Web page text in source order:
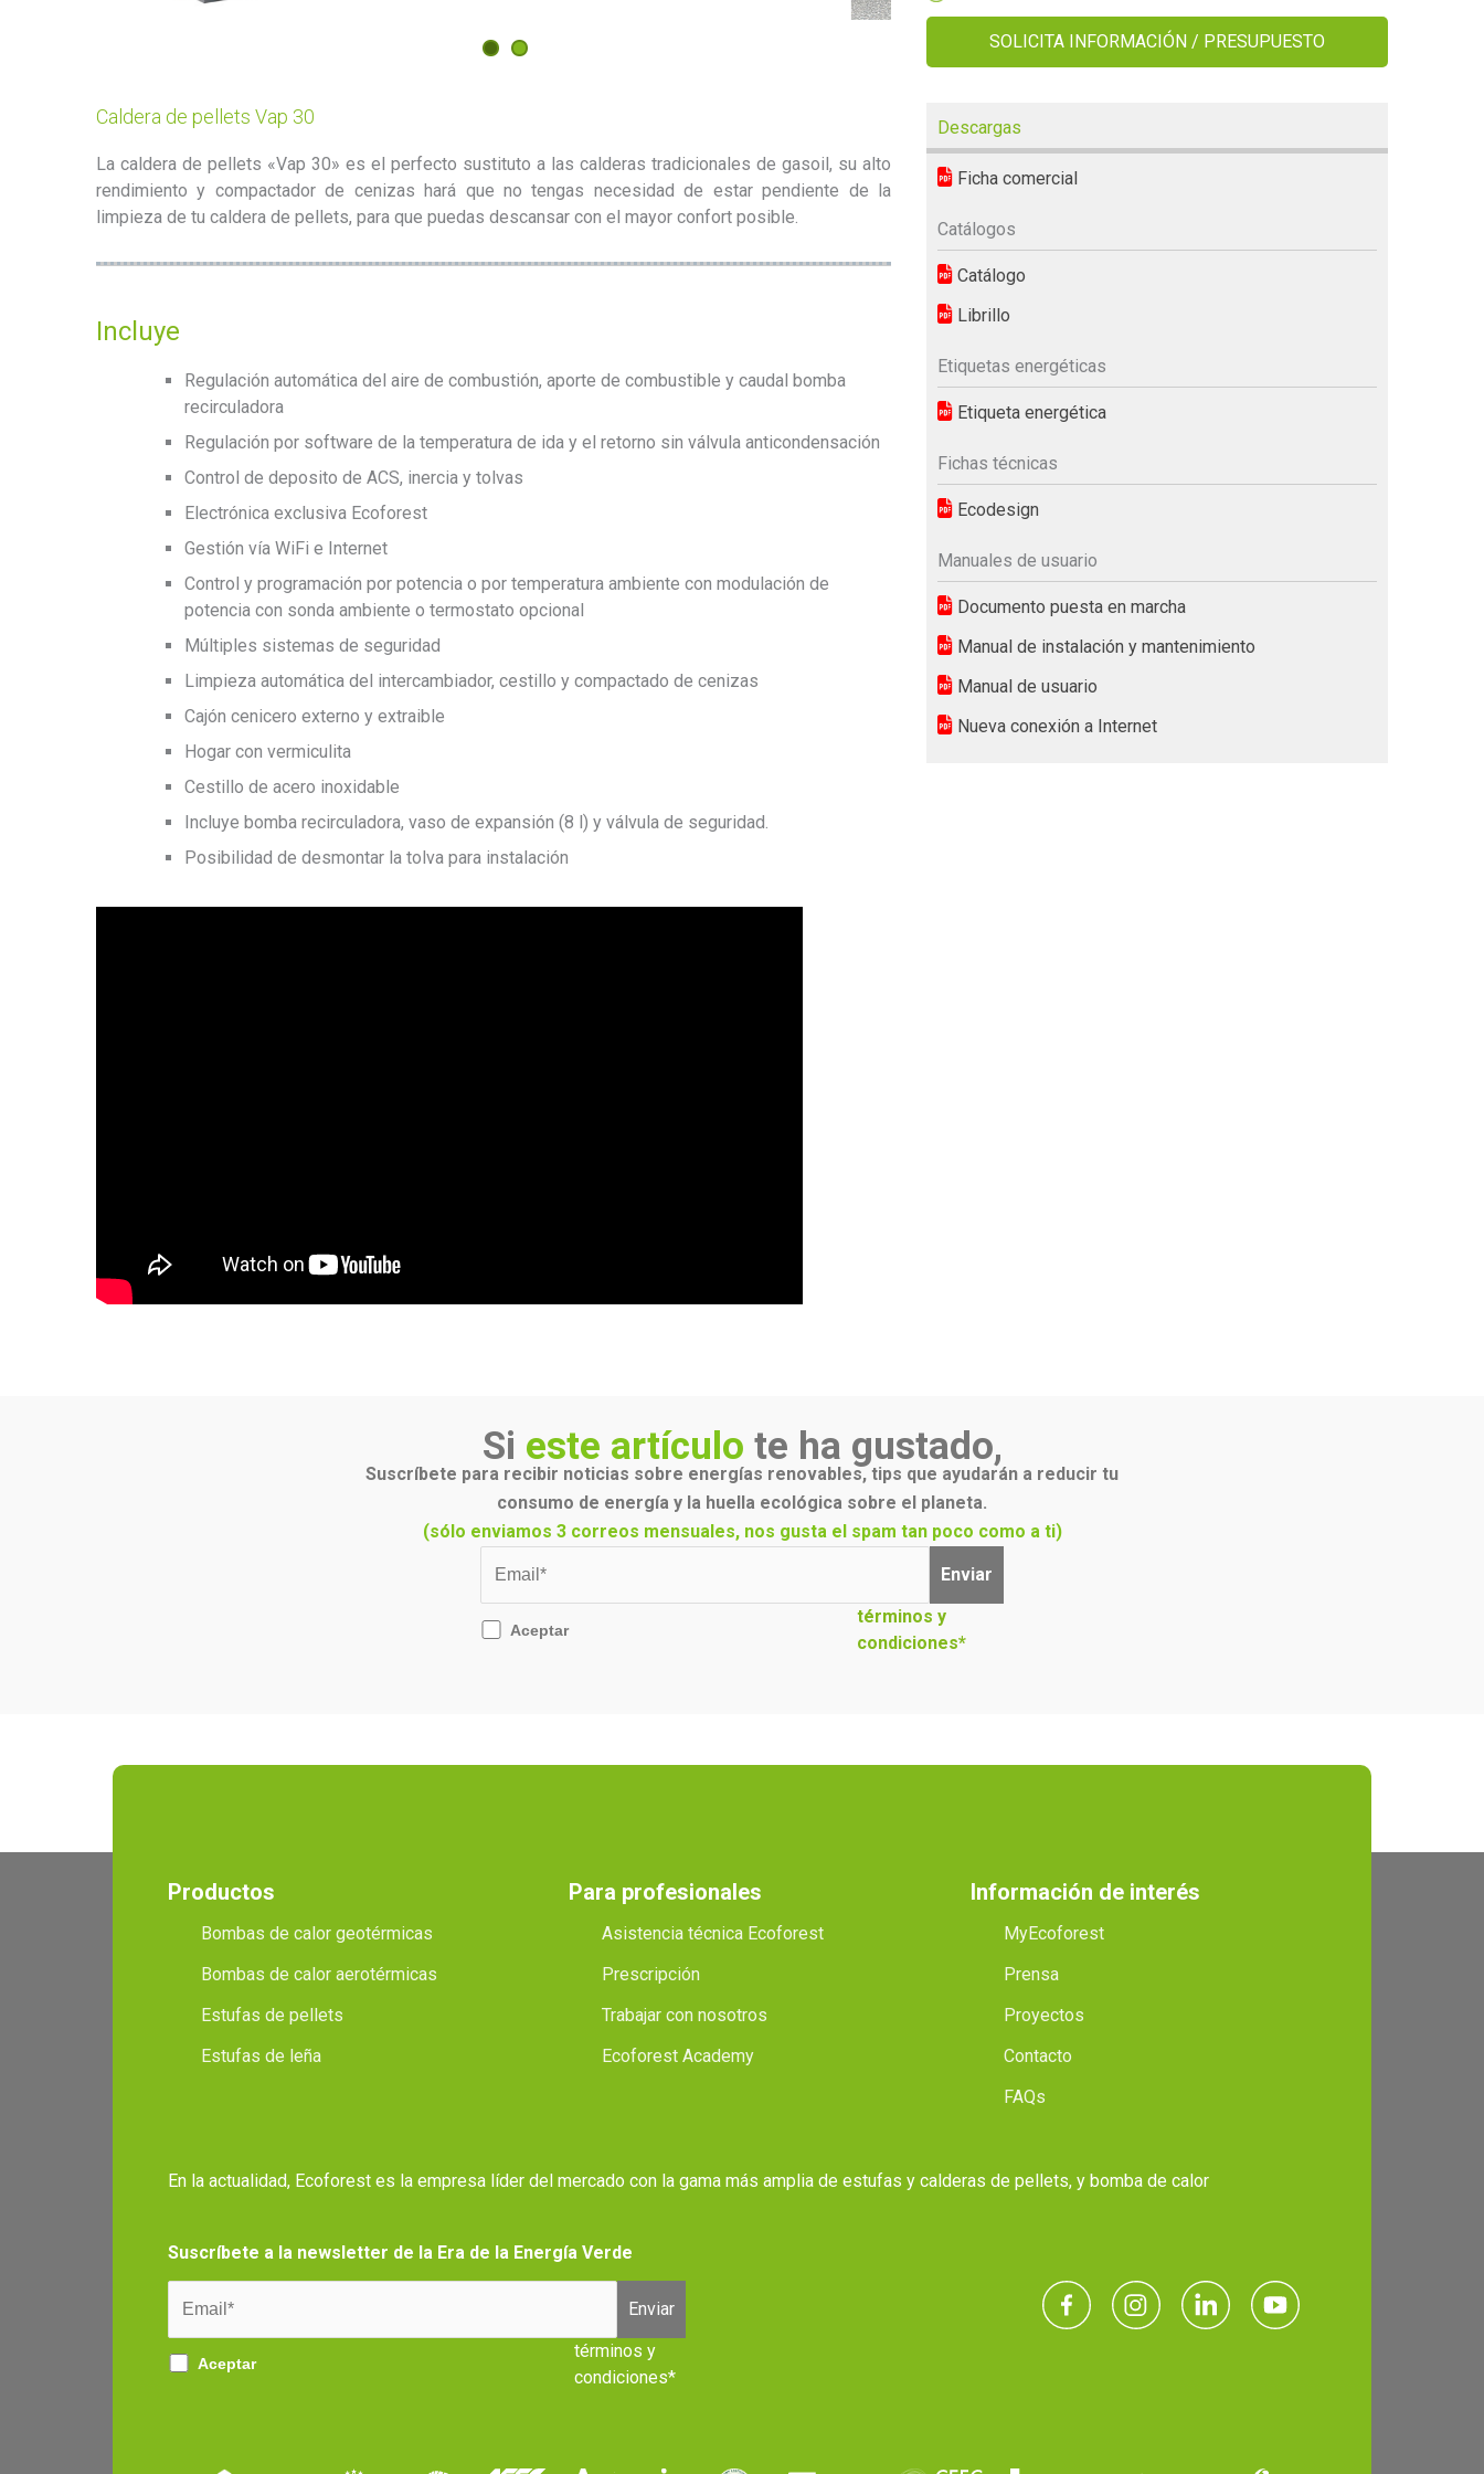
Caldera de pellets Vap 30
La caldera de pellets «Vap 30» es el perfecto sustituto a las calderas tradicionales de gasoil, su alto
rendimiento y compactador de cenizas hará que no tengas necesidad de estar pendiente de la
limpieza de tu caldera de pellets, para que puedas descansar con el mayor confort posible.
Incluye
Regulación automática del aire de combustión, aporte de combustible y caudal bomba
recirculadora
Regulación por software de la temperatura de ida y el retorno sin válvula anticondensación
Control de deposito de ACS, inercia y tolvas
Electrónica exclusiva Ecoforest
Gestión vía WiFi e Internet
Control y programación por potencia o por temperatura ambiente con modulación de
potencia con sonda ambiente o termostato opcional
Múltiples sistemas de seguridad
Limpieza automática del intercambiador, cestillo y compactado de cenizas
Cajón cenicero externo y extraible
Hogar con vermiculita
Cestillo de acero inoxidable
Incluye bomba recirculadora, vaso de expansión (8 l) y válvula de seguridad.
Posibilidad de desmontar la tolva para instalación
SOLICITA INFORMACIÓN / PRESUPUESTO
Descargas
Ficha comercial
Catálogos
Catálogo
Librillo
Etiquetas energéticas
Etiqueta energética
Fichas técnicas
Ecodesign
Manuales de usuario
Documento puesta en marcha
Manual de instalación y mantenimiento
Manual de usuario
Nueva conexión a Internet
Si este artículo te ha gustado,
Suscríbete para recibir noticias sobre energías renovables, tips que ayudarán a reducir tu
consumo de energía y la huella ecológica sobre el planeta.
(sólo enviamos 3 correos mensuales, nos gusta el spam tan poco como a ti)
Enviar
Aceptar
términos y
condiciones*
Productos
Bombas de calor geotérmicas
Bombas de calor aerotérmicas
Estufas de pellets
Estufas de leña
Para profesionales
Asistencia técnica Ecoforest
Prescripción
Trabajar con nosotros
Ecoforest Academy
Información de interés
MyEcoforest
Prensa
Proyectos
Contacto
FAQs
En la actualidad, Ecoforest es la empresa líder del mercado con la gama más amplia de estufas y calderas de pellets, y bomba de calor
Suscríbete a la newsletter de la Era de la Energía Verde
Enviar
Aceptar
términos y
condiciones*